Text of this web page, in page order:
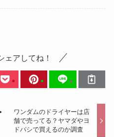
ェアしてね！
ワンダムのドライヤーは店
舗で売ってる？ヤマダやヨ
ドバシで買えるのか調査